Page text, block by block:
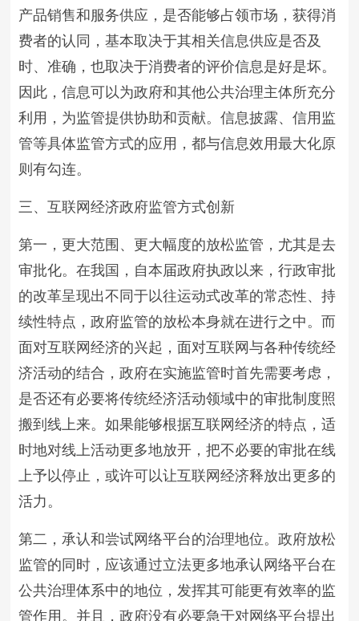
产品销售和服务供应，是否能够占领市场，获得消
费者的认同，基本取决于其相关信息供应是否及
时、准确，也取决于消费者的评价信息是好是坏。
因此，信息可以为政府和其他公共治理主体所充分
利用，为监管提供协助和贡献。信息披露、信用监
管等具体监管方式的应用，都与信息效用最大化原
则有勾连。
三、互联网经济政府监管方式创新
第一，更大范围、更大幅度的放松监管，尤其是去
审批化。在我国，自本届政府执政以来，行政审批
的改革呈现出不同于以往运动式改革的常态性、持
续性特点，政府监管的放松本身就在进行之中。而
面对互联网经济的兴起，面对互联网与各种传统经
济活动的结合，政府在实施监管时首先需要考虑，
是否还有必要将传统经济活动领域中的审批制度照
搬到线上来。如果能够根据互联网经济的特点，适
时地对线上活动更多地放开，把不必要的审批在线
上予以停止，或许可以让互联网经济释放出更多的
活力。
第二，承认和尝试网络平台的治理地位。政府放松
监管的同时，应该通过立法更多地承认网络平台在
公共治理体系中的地位，发挥其可能更有效率的监
管作用。并且，政府没有必要急于对网络平台提出